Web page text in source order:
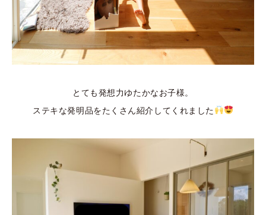
とても発想力ゆたかなお子様。
ステキな発明品をたくさん紹介してくれました